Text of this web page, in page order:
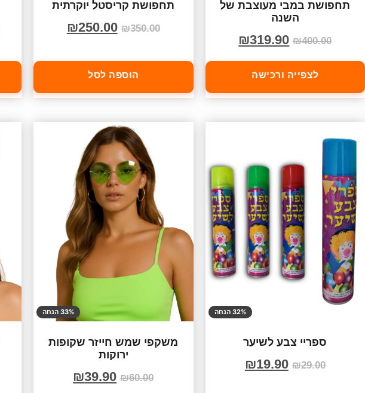
תחפושת במבי מעוצבת של
השנה
₪400.00
₪319.90
לצפייה ורכישה
תחפושת קריסטל יוקרתית
₪350.00
₪250.00
הוספה לסל
32% הנחה
ספריי צבע לשיער
₪29.00
₪19.90
33% הנחה
משקפי שמש חייזר שקופות
ירוקות
₪60.00
₪39.90